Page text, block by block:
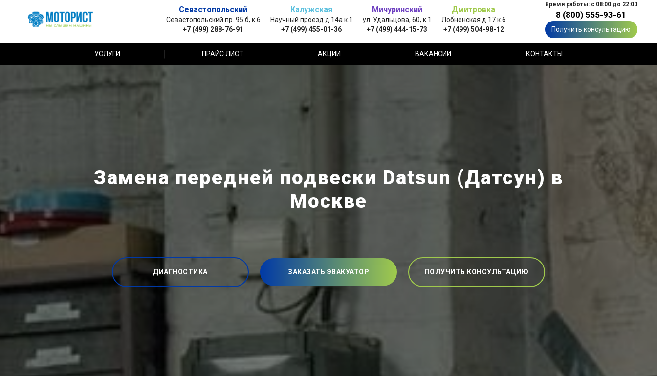
Севастопольский
Севастопольский пр. 95 б, к.6
+7 (499) 288-76-91
Калужская
Научный проезд д.14а к.1
+7 (499) 455-01-36
Мичуринский
ул. Удальцова, 60, к.1
+7 (499) 444-15-73
Дмитровка
Лобненская д.17 к.6
+7 (499) 504-98-12
Время работы: с 08:00 до 22:00
8 (800) 555-93-61
Получить консультацию
УСЛУГИ ПРАЙС ЛИСТ АКЦИИ ВАКАНСИИ КОНТАКТЫ
Замена передней подвески Datsun (Датсун) в
Москве
ДИАГНОСТИКА ЗАКАЗАТЬ ЭВАКУАТОР ПОЛУЧИТЬ КОНСУЛЬТАЦИЮ